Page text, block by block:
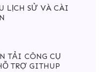
LỊCH SỬ VÀ CÀI
TẢI CÔNG CỤ
TRỢ GITHUP